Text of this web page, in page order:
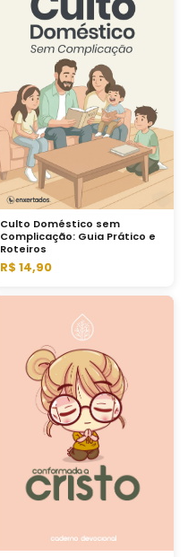
Culto Doméstico sem
Complicação: Guia Prático e
Roteiros
R$ 14,90